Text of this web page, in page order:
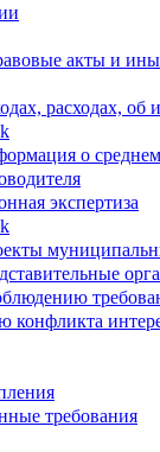
акты и
расходах, об
о
экспертиза
конфликта
требования